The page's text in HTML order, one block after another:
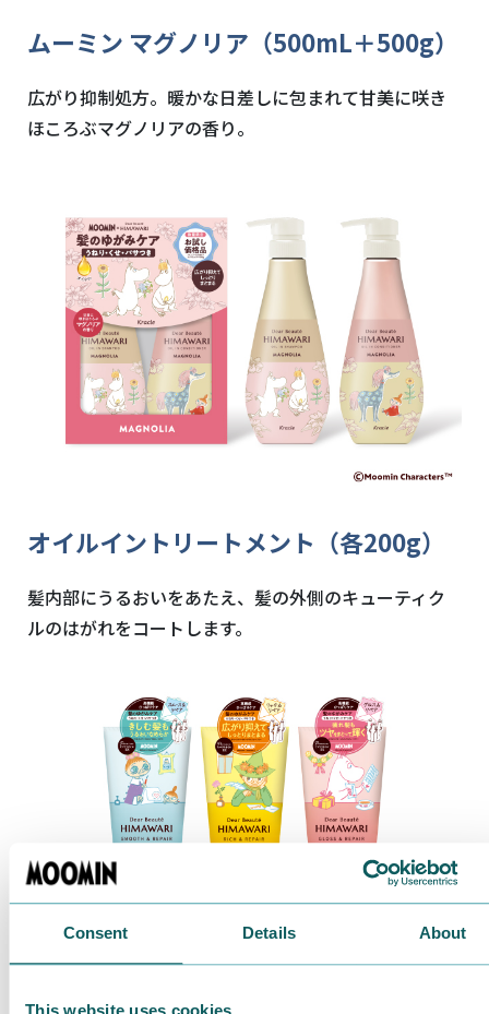
Consent Details About
ムーミン マグノリア（500mL＋500g）
広がり抑制処方。暖かな日差しに包まれて甘美に咲き
ほころぶマグノリアの香り。
オイルイントリートメント（各200g）
髪内部にうるおいをあたえ、髪の外側のキューティク
ルのはがれをコートします。